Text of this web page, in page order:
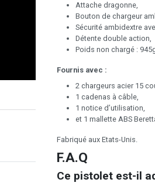
Attache dragonne,
Bouton de chargeur
Sécurité ambidextre
Détente double action,
Poids non chargé :
Fournis avec :
2 chargeurs acier 15
1 cadenas à câble,
1 notice d’utilisation,
et 1 mallette ABS
Fabriqué aux Etats-Unis.
F.A.Q
Ce pistolet est-il